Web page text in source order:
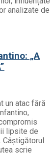
analizate de
„A
un atac fără
lipsite de
Câștigătorul
scrie